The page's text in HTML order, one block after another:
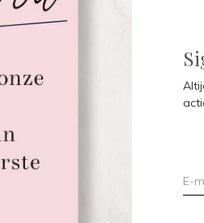
Meld je aan voor onze
Ontvang de nieuwste aanbiedingen